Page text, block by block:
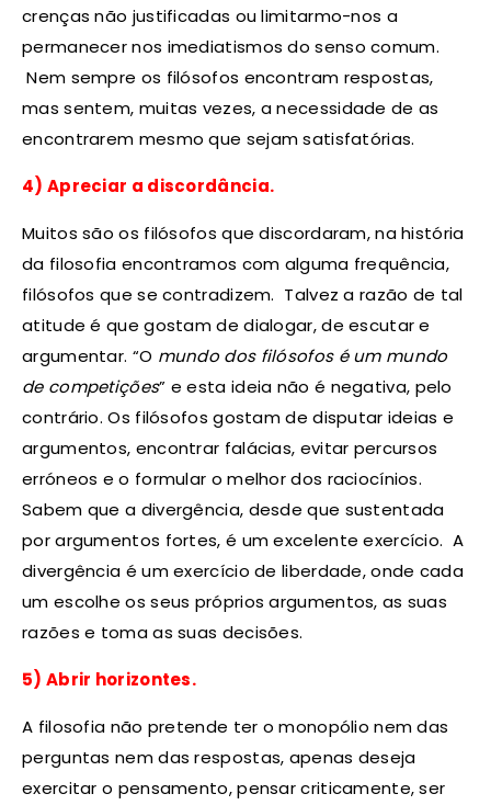
crenças não justificadas ou limitarmo-nos a
permanecer nos imediatismos do senso comum.
Nem sempre os filósofos encontram respostas,
mas sentem, muitas vezes, a necessidade de as
encontrarem mesmo que sejam satisfatórias.
4) Apreciar a discordância.
Muitos são os filósofos que discordaram, na história
da filosofia encontramos com alguma frequência,
filósofos que se contradizem. Talvez a razão de tal
atitude é que gostam de dialogar, de escutar e
argumentar. “O mundo dos filósofos é um mundo
de competições” e esta ideia não é negativa, pelo
contrário. Os filósofos gostam de disputar ideias e
argumentos, encontrar falácias, evitar percursos
erróneos e o formular o melhor dos raciocínios.
Sabem que a divergência, desde que sustentada
por argumentos fortes, é um excelente exercício. A
divergência é um exercício de liberdade, onde cada
um escolhe os seus próprios argumentos, as suas
razões e toma as suas decisões.
5) Abrir horizontes.
A filosofia não pretende ter o monopólio nem das
perguntas nem das respostas, apenas deseja
exercitar o pensamento, pensar criticamente, ser